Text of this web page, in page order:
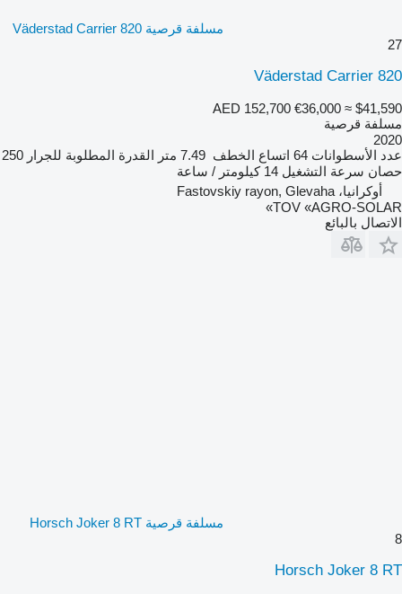
مسلفة قرصية Väderstad Carrier 820
27
Väderstad Carrier 820
AED 152,700 €36,000 ≈ $41,590
مسلفة قرصية
2020
عدد الأسطوانات 64 اتساع الخطف 7.49 متر القدرة المطلوبة للجرار 250
حصان سرعة التشغيل 14 كيلومتر / ساعة
أوكرانيا، Fastovskiy rayon, Glevaha
TOV «AGRO-SOLAR»
الاتصال بالبائع
مسلفة قرصية Horsch Joker 8 RT
8
Horsch Joker 8 RT